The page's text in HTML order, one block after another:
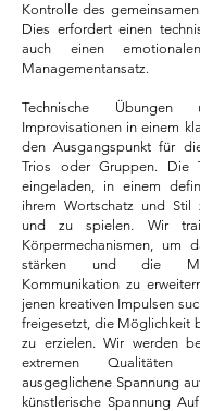
Kontrolle des
Dies erfordert einen
auch einen
Managementansatz.
Technische Übungen
Improvisationen in einem
den Ausgangspunkt für
Trios oder Gruppen. Die
eingeladen, in einem
ihrem Wortschatz und Stil
und zu spielen. Wir
Körpermechanismen, um
stärken und die
Kommunikation zu
jenen kreativen Impulsen
freigesetzt, die Möglichkeit
zu erzielen. Wir werden
extremen Qualitäten
ausgeglichene Spannung
künstlerische Spannung